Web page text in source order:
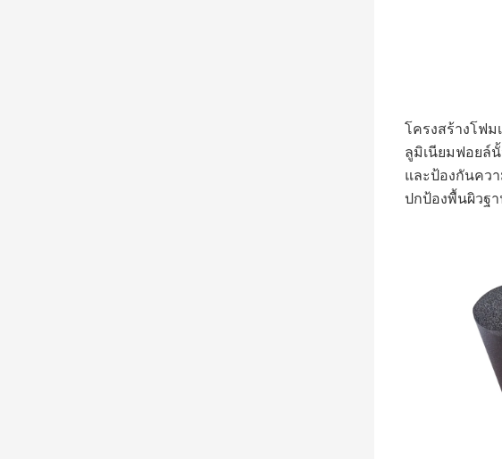
โครงสร้างโฟ
ลูมิเนียมฟอยล์
และป้องกันคว
ปกป้องพื้นผิวฐ